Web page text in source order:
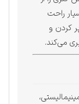
راحت
کردن و
می‌کند.